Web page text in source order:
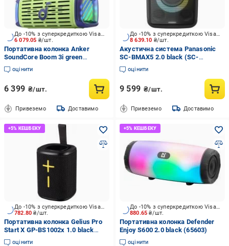
6 079.05 ₴/шт.
До -10% з суперкредиткою Visa Вигода
Портативна колонка Anker
SoundСore Boom 3i green
(D5100060)
оцінити
6 399 ₴/шт.
Привеземо Доставимо
8 639.10 ₴/шт.
До -10% з суперкредиткою Visa Вигода
Акустична система Panasonic
SC-BMAX5 2.0 black (SC-
BMAX5WW-K)
оцінити
9 599 ₴/шт.
Привеземо Доставимо
782.80₴/шт.
До -10% з суперкредиткою Visa Вигода
Портативна колонка Gelius Pro
Start X GP-BS1002x 1.0 black
(00000097450)
оцінити
880.65₴/шт.
До -10% з суперкредиткою Visa Вигода
Портативна колонка Defender
Enjoy S600 2.0 black (65603)
оцінити